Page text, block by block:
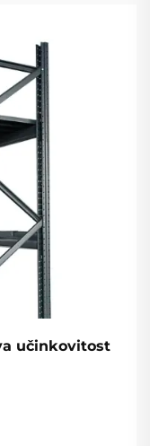
učinkovitost